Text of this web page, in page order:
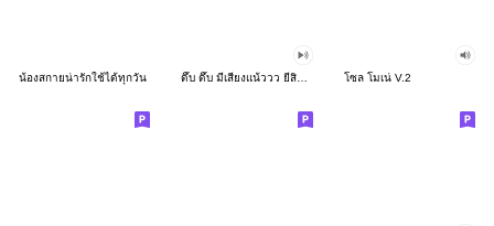
น้องสกายน่ารักใช้ได้ทุกวัน ดึ๊บ ดึ๊บ มีเสียงแน้ววว ยี่สิบสอง โซล โมเน่ V.2